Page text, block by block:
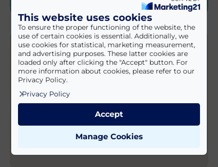
This website uses cookies
To ensure the proper functioning of the website, the
use of certain cookies is essential. Additionally, we
use cookies for statistical, marketing measurement,
and advertising purposes. These latter cookies are
loaded only after clicking the "Accept" button. For
more information about cookies, please refer to our
Privacy Policy.
Privacy Policy
Manage Cookies
Accept